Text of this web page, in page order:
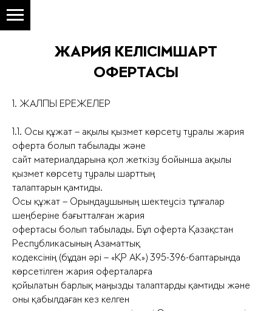
ЖАРИЯ КЕЛІСІМШАРТ
ОФЕРТАСЫ
1. ЖАЛПЫ ЕРЕЖЕЛЕР
1.1. Осы құжат – ақылы қызмет көрсету туралы жария
оферта болып табылады және
сайт материалдарына қол жеткізу бойынша ақылы
қызмет көрсету туралы шарттың
талаптарын қамтиды.
Осы құжат – Орындаушының шектеусіз тұлғалар
шеңберіне бағытталған жария
офертасы болып табылады. Бұл оферта Қазақстан
Республикасының Азаматтық
кодексінің (бұдан әрі – «ҚР АК») 395-396-баптарында
көрсетілген жария оферталарға
қойылатын барлық маңызды талаптарды қамтиды және
оны қабылдаған кез келген